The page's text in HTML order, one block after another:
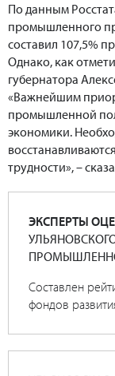
По данным
промышленного
составил 107,5%
Однако, как
губернатора
«Важнейшим
промышленной
экономики.
трудности», –
ЭКСПЕРТЫ
Составлен
фондов